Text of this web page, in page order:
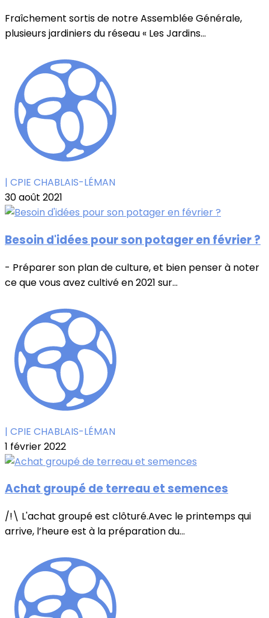
Fraîchement sortis de notre Assemblée Générale,
plusieurs jardiniers du réseau « Les Jardins...
| CPIE CHABLAIS-LÉMAN
30 août 2021
Besoin d'idées pour son potager en février ?
- Préparer son plan de culture, et bien penser à noter
ce que vous avez cultivé en 2021 sur...
| CPIE CHABLAIS-LÉMAN
1 février 2022
Achat groupé de terreau et semences
/!\ L'achat groupé est clôturé.Avec le printemps qui
arrive, l’heure est à la préparation du...